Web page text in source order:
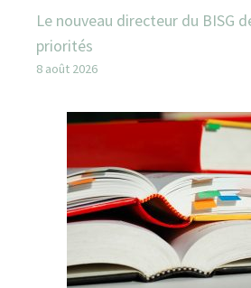
Le nouveau directeur du BISG
priorités
8 août 2026